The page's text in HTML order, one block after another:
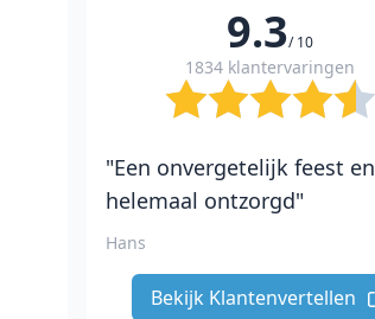
9.3/ 10
1834 klantervaringen
"Een onvergetelijk feest en
helemaal ontzorgd"
Hans
Bekijk Klantenvertellen